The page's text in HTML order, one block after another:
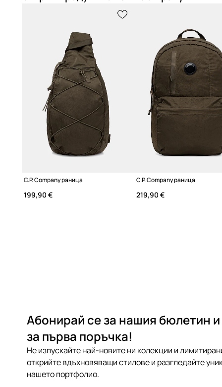
минималистичен дизайн на раницата
отвътре, която предпазва
естетичен завършек
C.P. Company раница
199,90 €
C.P. Company раница
219,90 €
Абонирай се за нашия бюлетин и
за първа поръчка!
Не изпускайте най-новите ни колекции и
открийте вдъхновяващи стилове и разгледайте
нашето портфолио.